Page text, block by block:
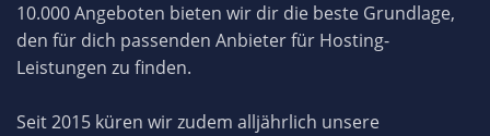
10.000 Angeboten bieten wir dir die beste Grundlage,
den für dich passenden Anbieter für Hosting-
Leistungen zu finden.
Seit 2015 küren wir zudem alljährlich unsere